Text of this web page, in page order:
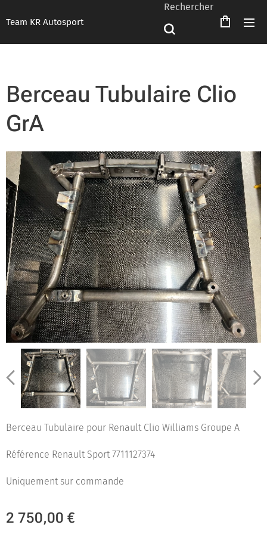
Team KR Autosport
Rechercher
Berceau Tubulaire Clio
GrA
Berceau Tubulaire pour Renault Clio Williams Groupe A
Référence Renault Sport 7711127374
Uniquement sur commande
2 750,00 €